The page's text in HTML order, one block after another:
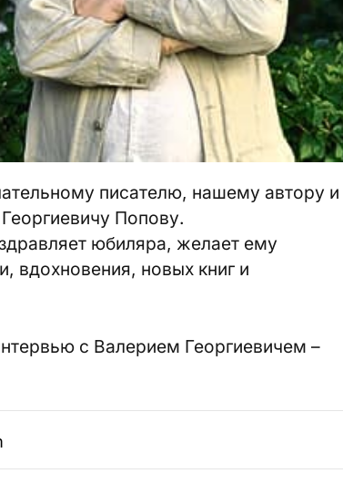
писателю, нашему автору и
Попову.
юбиляра, желает ему
вдохновения, новых книг и
с Валерием Георгиевичем –